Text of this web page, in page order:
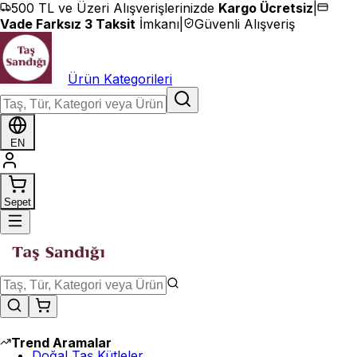
İçeriğe geç
500 TL ve Üzeri Alışverişlerinizde Kargo Ücretsiz
Vade Farksız 3 Taksit İmkanı Güvenli Alışveriş
Ürün Kategorileri
EN
Sepet
Trend Aramalar